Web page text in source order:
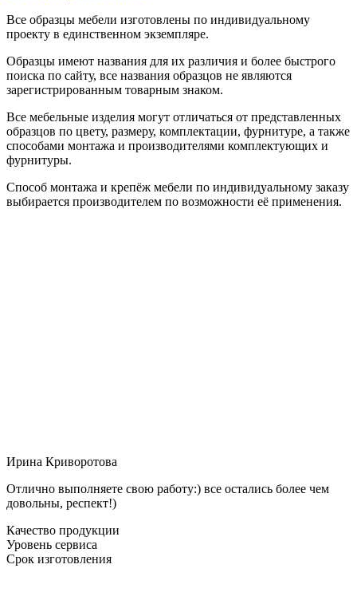
Все образцы мебели изготовлены по индивидуальному
проекту в единственном экземпляре.
Образцы имеют названия для их различия и более быстрого
поиска по сайту, все названия образцов не являются
зарегистрированным товарным знаком.
Все мебельные изделия могут отличаться от представленных
образцов по цвету, размеру, комплектации, фурнитуре, а также
способами монтажа и производителями комплектующих и
фурнитуры.
Способ монтажа и крепёж мебели по индивидуальному заказу
выбирается производителем по возможности её применения.
Ирина Криворотова
Отлично выполняете свою работу:) все остались более чем
довольны, респект!)
Качество продукции
Уровень сервиса
Срок изготовления